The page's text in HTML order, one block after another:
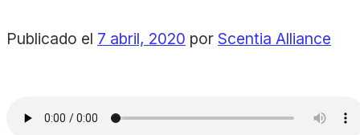
Publicado el 7 abril, 2020 por Scentia Alliance